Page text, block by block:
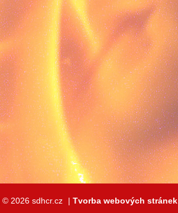
© 2026 sdhcr.cz | Tvorba webových stránek